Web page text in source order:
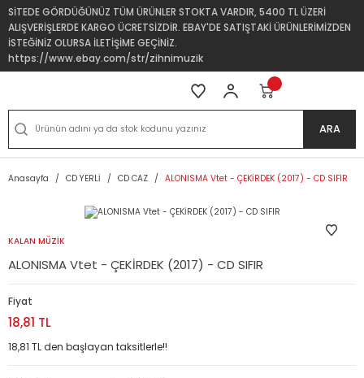
SİTEDE GÖRDÜĞÜNÜZ TÜM ÜRÜNLER STOKTA VARDIR, 5400 TL ÜZERİ
ALIŞVERİŞLERDE KARGO ÜCRETSİZDİR. EBAY'DE SATIŞTAKİ ÜRÜNLERİMİZDEN
İSTEĞİNİZ OLURSA İLETİŞİME GEÇİNİZ.
https://www.ebay.com/str/zihnimuzik
ARA
Anasayfa CD YERLİ CD CAZ ALONISMA Vtet - ÇEKİRDEK (2017) - CD SIFIR
KALAN MÜZİK
ALONISMA Vtet - ÇEKİRDEK (2017) - CD SIFIR
Fiyat
18,81 TL
18,81 TL den başlayan taksitlerle!!